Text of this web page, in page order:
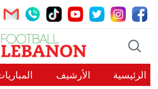
الرئيسية الأرشيف